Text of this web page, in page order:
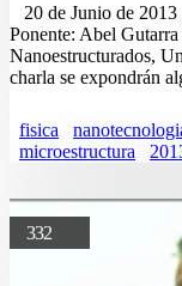
20 de Junio de 2013
Ponente: Abel
Nanoestructurados,
charla se expondrán
fisica
microestructura
332